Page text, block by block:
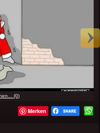
(0)
Merken